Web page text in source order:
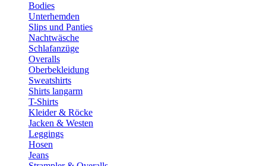
Bodies
Unterhemden
Slips und Panties
Nachtwäsche
Schlafanzüge
Overalls
Oberbekleidung
Sweatshirts
Shirts langarm
T-Shirts
Kleider & Röcke
Jacken & Westen
Leggings
Hosen
Jeans